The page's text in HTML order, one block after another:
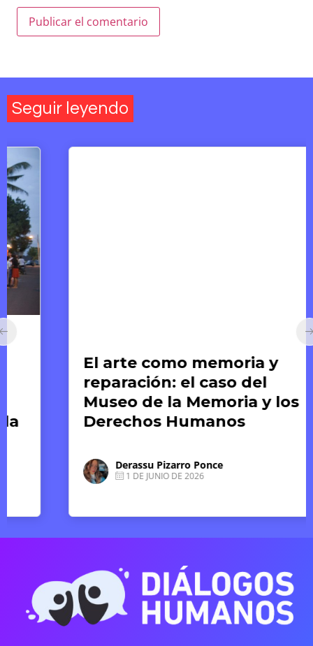
Seguir leyendo
El arte como memoria y
reparación: el caso del
Museo de la Memoria y los
Derechos Humanos
Derassu Pizarro Ponce
1 DE JUNIO DE 2026